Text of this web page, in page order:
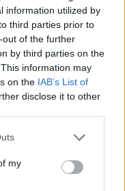
information utilized by
third parties prior to
of the further
by third parties on the
information may
on the IAB’s List of
disclose it to other
my
hogy a KKR
eurós ajánlatot tett a
a német
százaléknyi